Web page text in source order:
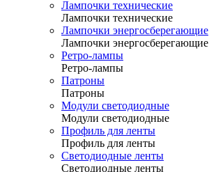
Лампочки технические
Лампочки технические
Лампочки энергосберегающие
Лампочки энергосберегающие
Ретро-лампы
Ретро-лампы
Патроны
Патроны
Модули светодиодные
Модули светодиодные
Профиль для ленты
Профиль для ленты
Светодиодные ленты
Светодиодные ленты